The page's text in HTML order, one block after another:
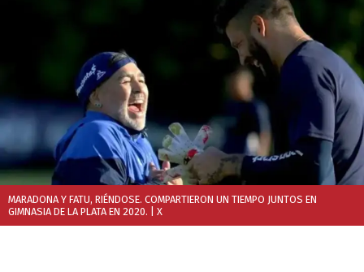
MARADONA Y FATU, RIÉNDOSE. COMPARTIERON UN TIEMPO JUNTOS EN
GIMNASIA DE LA PLATA EN 2020. | X